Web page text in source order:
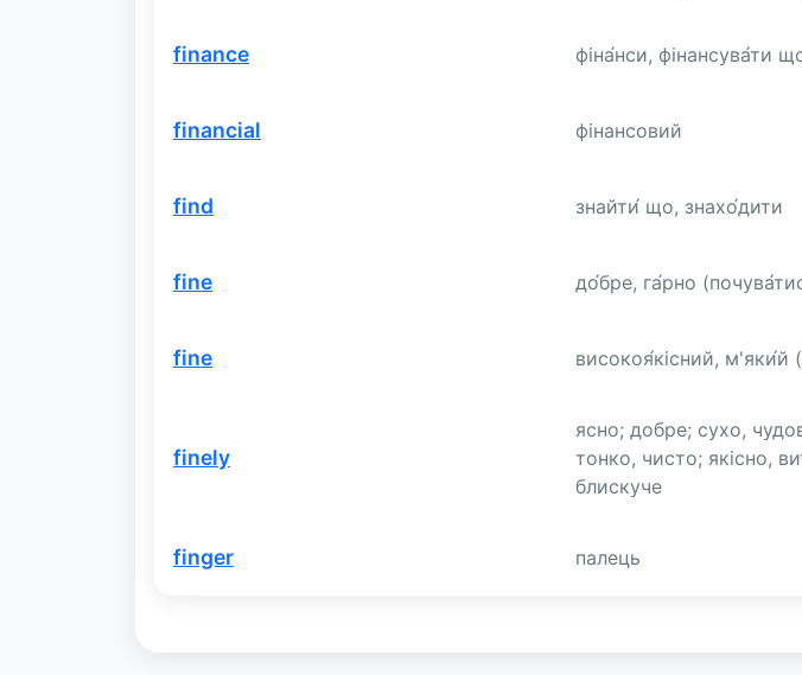
finance фіна́нси, фінансува́ти
financial фінансовий
find знайти́ що, знахо́дити
fine до́бре, га́рно
fine високоя́кісний, м'яки́й
finely
ясно; добре; сухо,
тонко, чисто; якісно,
блискуче
finger палець